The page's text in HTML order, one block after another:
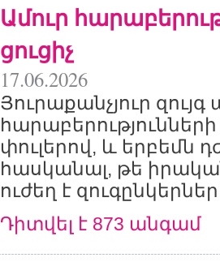
Ամուր
ցուցիչ
17.06.2026
Յուրաքանչյուր զույգ
փուլերով, և երբեմն
հասկանալ, թե
ուժեղ է
Դիտվել է 873 անգամ